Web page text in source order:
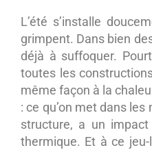
L’été s’installe
grimpent. Dans bien
déjà à suffoquer.
toutes les
même façon à la
: ce qu’on met dans
structure, a un
thermique. Et à ce